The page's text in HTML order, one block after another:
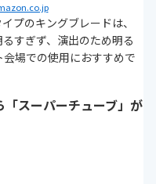
プのキングブレードは、
るすぎず、演出のため明る
場での使用におすすめで
スーパーチューブ」が